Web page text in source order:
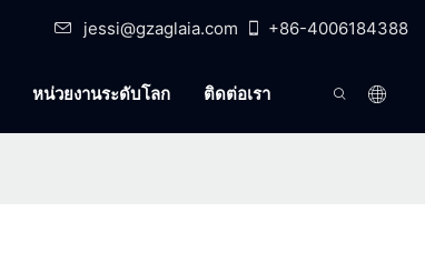
jessi@gzaglaia.com +86-4006184388
หน่วยงานระดับโลก ติดต่อเรา